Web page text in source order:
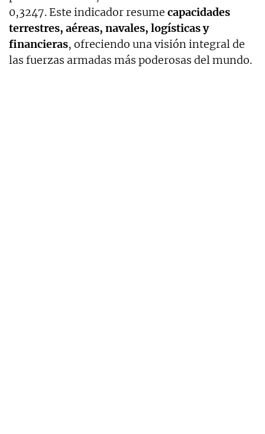
0,3247. Este indicador resume capacidades
terrestres, aéreas, navales, logísticas y
financieras, ofreciendo una visión integral de
las fuerzas armadas más poderosas del mundo.